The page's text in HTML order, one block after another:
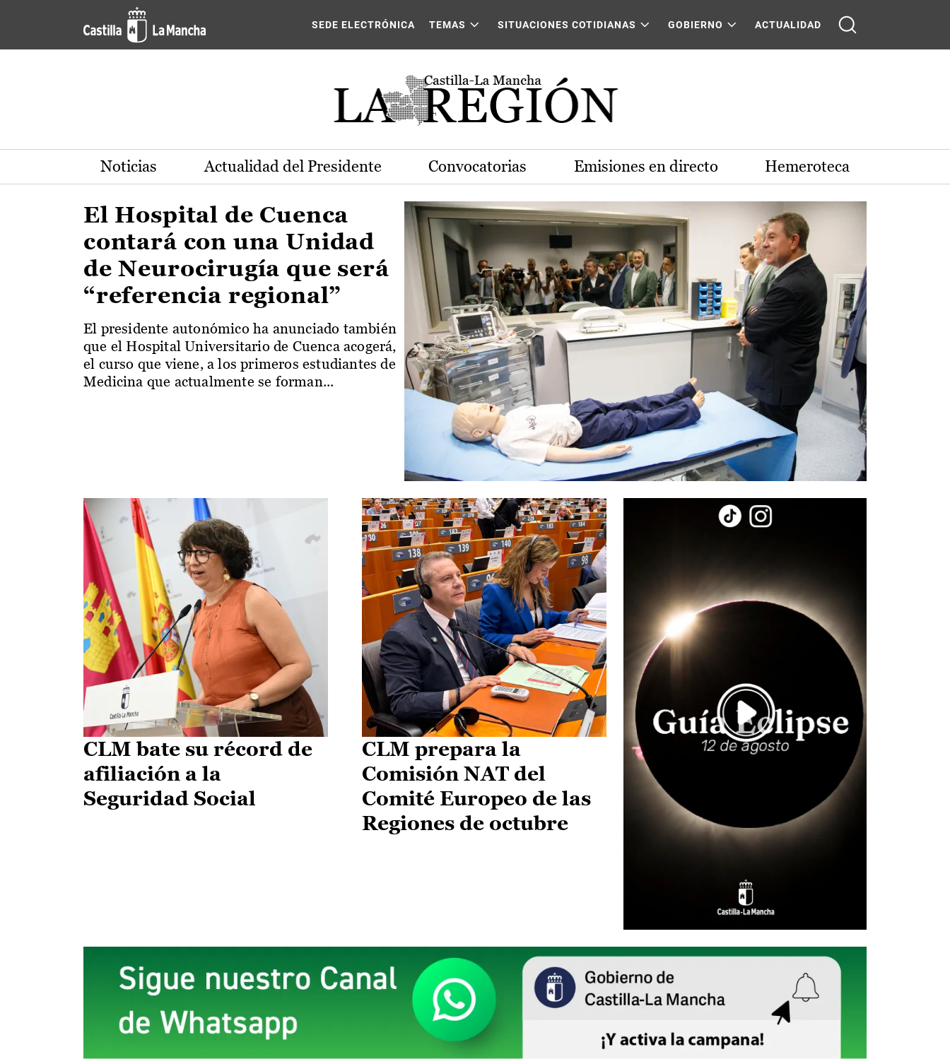
Pasar al contenido principal
Actualidad de la región de Castilla-La Mancha
SEDE ELECTRÓNICA TEMAS SITUACIONES COTIDIANAS GOBIERNO ACTUALIDAD
Noticias Actualidad del Presidente Convocatorias Emisiones en directo Hemeroteca
El Hospital de Cuenca
contará con una Unidad
de Neurocirugía que será
“referencia regional”
El presidente autonómico ha anunciado también
que el Hospital Universitario de Cuenca acogerá,
el curso que viene, a los primeros estudiantes de
Medicina que actualmente se forman...
CLM bate su récord de
afiliación a la
Seguridad Social
CLM prepara la
Comisión NAT del
Comité Europeo de las
Regiones de octubre